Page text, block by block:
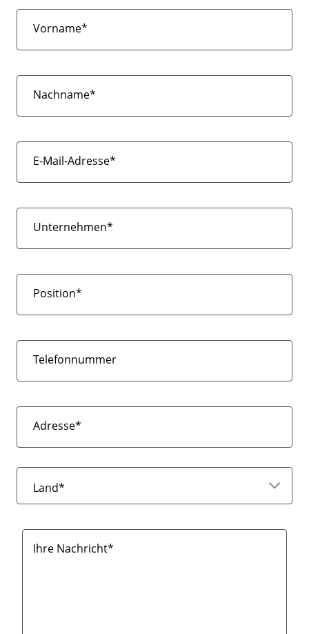
Vorname*
Nachname*
E-Mail-Adresse*
Unternehmen*
Position*
Telefonnummer
Adresse*
Land*
Ihre Nachricht*